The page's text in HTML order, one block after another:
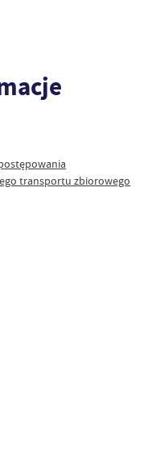
transportu zbiorowego